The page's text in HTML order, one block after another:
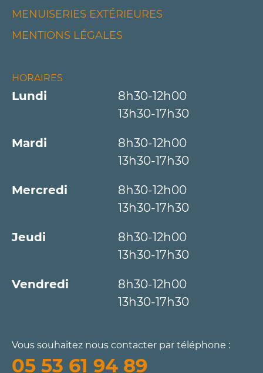
MENUISERIES EXTÉRIEURES
MENTIONS LÉGALES
HORAIRES
Lundi
8h30-12h00
13h30-17h30
Mardi
8h30-12h00
13h30-17h30
Mercredi
8h30-12h00
13h30-17h30
Jeudi
8h30-12h00
13h30-17h30
Vendredi
8h30-12h00
13h30-17h30
Vous souhaitez nous contacter par téléphone :
05 53 61 94 89